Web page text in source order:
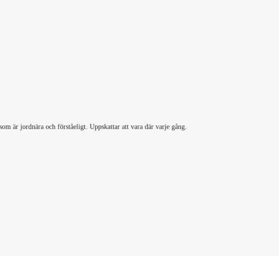
är jordnära och förståeligt. Uppskattar att vara där varje gång.